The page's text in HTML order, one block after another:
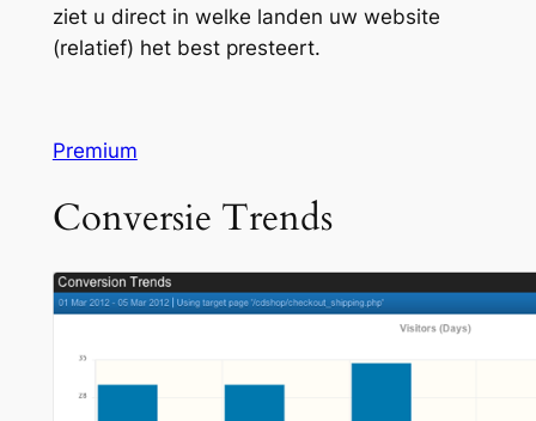
ziet u direct in welke landen uw website
(relatief) het best presteert.
Premium
Conversie Trends